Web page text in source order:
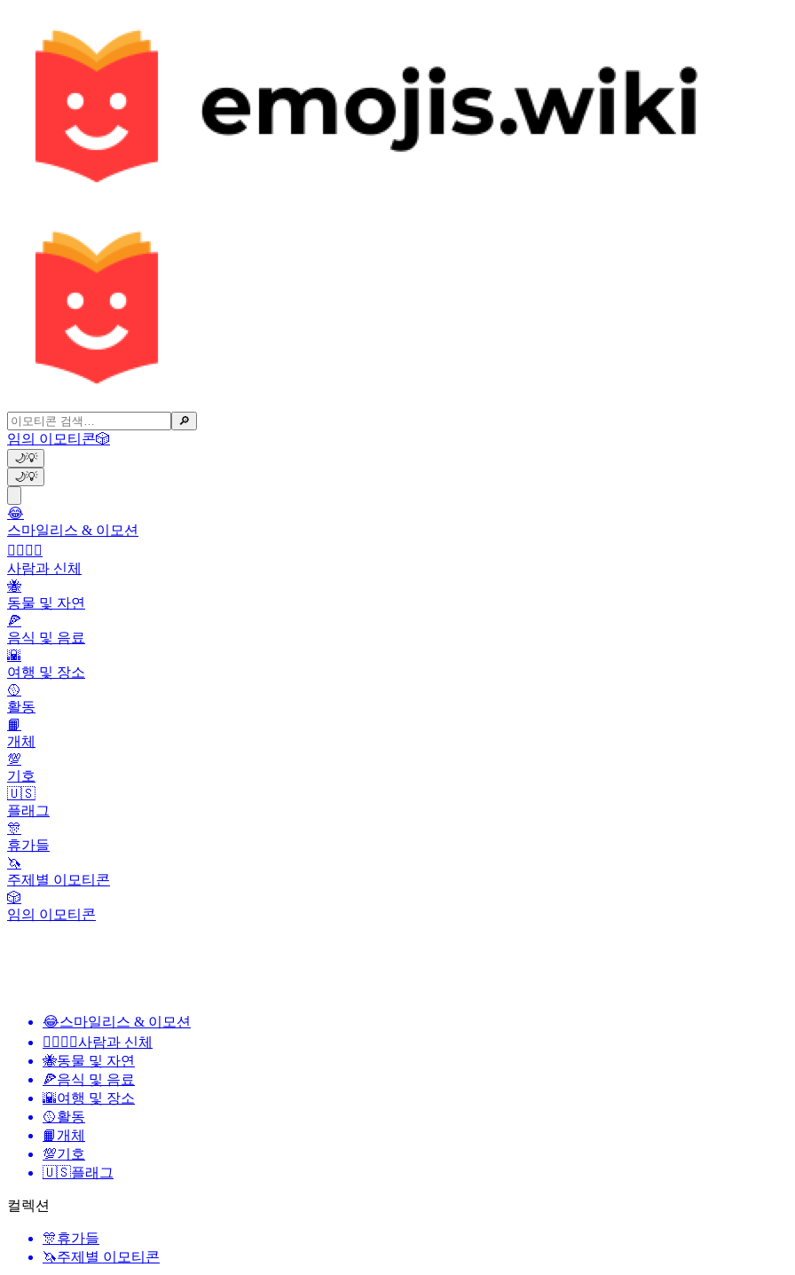
🔎
임의 이모티콘🎲
🌙💡
🌙💡
😂
스마일리스 & 이모션
👩‍❤️‍💋‍👨
사람과 신체
🐝
동물 및 자연
🍕
음식 및 음료
🌇
여행 및 장소
🥎
활동
📙
개체
💯
기호
🇺🇸
플래그
🎊
휴가들
🦄
주제별 이모티콘
🎲
임의 이모티콘
😂스마일리스 & 이모션
👩‍❤️‍💋‍👨사람과 신체
🐝동물 및 자연
🍕음식 및 음료
🌇여행 및 장소
🥎활동
📙개체
💯기호
🇺🇸플래그
컬렉션
🎊휴가들
🦄주제별 이모티콘